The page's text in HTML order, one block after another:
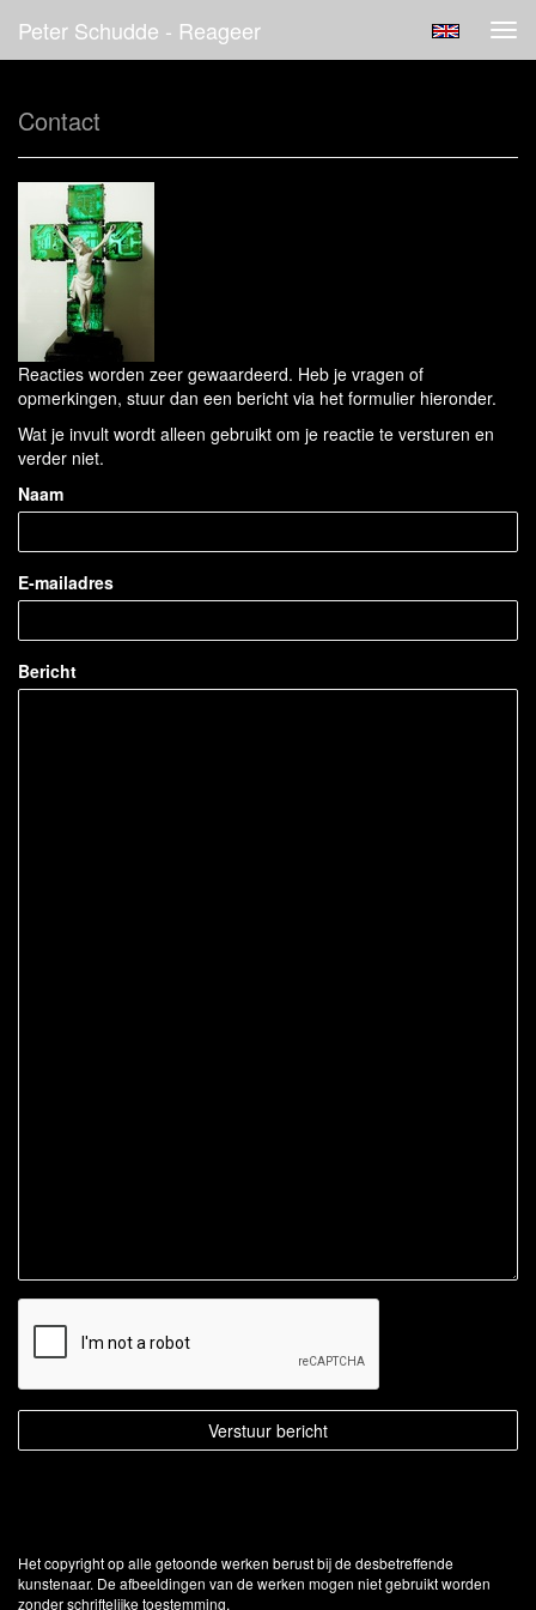
Peter Schudde - Reageer
Contact
Reacties worden zeer gewaardeerd. Heb je vragen of
opmerkingen, stuur dan een bericht via het formulier hieronder.
Wat je invult wordt alleen gebruikt om je reactie te versturen en
verder niet.
Naam
E-mailadres
Bericht
Het copyright op alle getoonde werken berust bij de desbetreffende
kunstenaar. De afbeeldingen van de werken mogen niet gebruikt worden
zonder schriftelijke toestemming.